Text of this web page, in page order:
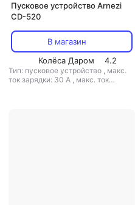
Пусковое устройство Arnezi
CD-520
В магазин
Колёса Даром
4.2
Тип: пусковое устройство , макс.
ток зарядки: 30 А , макс. ток